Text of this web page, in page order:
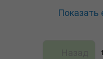
Показать
1